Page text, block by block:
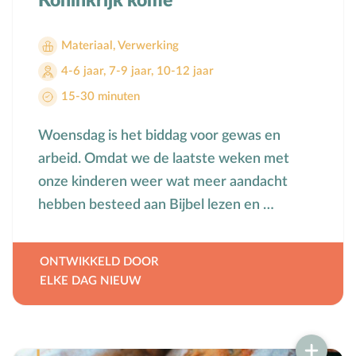
Moeder-kindrelatie
Muziek
Natuur
Oud & Nieuw
Pinksteren
Pleeggezin
Materiaal , Verwerking
4-6 jaar, 7-9 jaar, 10-12 jaar
15-30 minuten
Woensdag is het biddag voor gewas en
arbeid. Omdat we de laatste weken met
onze kinderen weer wat meer aandacht
hebben besteed aan Bijbel lezen en …
ONTWIKKELD DOOR
ELKE DAG NIEUW